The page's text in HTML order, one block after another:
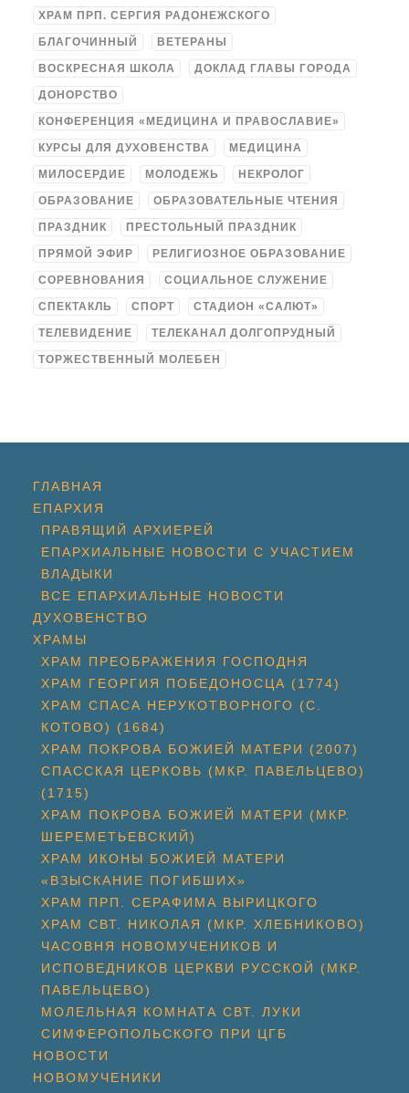
ХРАМ ПРП. СЕРГИЯ РАДОНЕЖСКОГО
БЛАГОЧИННЫЙ ВЕТЕРАНЫ
ВОСКРЕСНАЯ ШКОЛА ДОКЛАД ГЛАВЫ ГОРОДА
ДОНОРСТВО
КОНФЕРЕНЦИЯ «МЕДИЦИНА И ПРАВОСЛАВИЕ»
КУРСЫ ДЛЯ ДУХОВЕНСТВА МЕДИЦИНА
МИЛОСЕРДИЕ МОЛОДЕЖЬ НЕКРОЛОГ
ОБРАЗОВАНИЕ ОБРАЗОВАТЕЛЬНЫЕ ЧТЕНИЯ
ПРАЗДНИК ПРЕСТОЛЬНЫЙ ПРАЗДНИК
ПРЯМОЙ ЭФИР РЕЛИГИОЗНОЕ ОБРАЗОВАНИЕ
СОРЕВНОВАНИЯ СОЦИАЛЬНОЕ СЛУЖЕНИЕ
СПЕКТАКЛЬ СПОРТ СТАДИОН «САЛЮТ»
ТЕЛЕВИДЕНИЕ ТЕЛЕКАНАЛ ДОЛГОПРУДНЫЙ
ТОРЖЕСТВЕННЫЙ МОЛЕБЕН
ГЛАВНАЯ
ЕПАРХИЯ
ПРАВЯЩИЙ АРХИЕРЕЙ
ЕПАРХИАЛЬНЫЕ НОВОСТИ С УЧАСТИЕМ
ВЛАДЫКИ
ВСЕ ЕПАРХИАЛЬНЫЕ НОВОСТИ
ДУХОВЕНСТВО
ХРАМЫ
ХРАМ ПРЕОБРАЖЕНИЯ ГОСПОДНЯ
ХРАМ ГЕОРГИЯ ПОБЕДОНОСЦА (1774)
ХРАМ СПАСА НЕРУКОТВОРНОГО (С.
КОТОВО) (1684)
ХРАМ ПОКРОВА БОЖИЕЙ МАТЕРИ (2007)
СПАССКАЯ ЦЕРКОВЬ (МКР. ПАВЕЛЬЦЕВО)
(1715)
ХРАМ ПОКРОВА БОЖИЕЙ МАТЕРИ (МКР.
ШЕРЕМЕТЬЕВСКИЙ)
ХРАМ ИКОНЫ БОЖИЕЙ МАТЕРИ
«ВЗЫСКАНИЕ ПОГИБШИХ»
ХРАМ ПРП. СЕРАФИМА ВЫРИЦКОГО
ХРАМ СВТ. НИКОЛАЯ (МКР. ХЛЕБНИКОВО)
ЧАСОВНЯ НОВОМУЧЕНИКОВ И
ИСПОВЕДНИКОВ ЦЕРКВИ РУССКОЙ (МКР.
ПАВЕЛЬЦЕВО)
МОЛЕЛЬНАЯ КОМНАТА СВТ. ЛУКИ
СИМФЕРОПОЛЬСКОГО ПРИ ЦГБ
НОВОСТИ
НОВОМУЧЕНИКИ